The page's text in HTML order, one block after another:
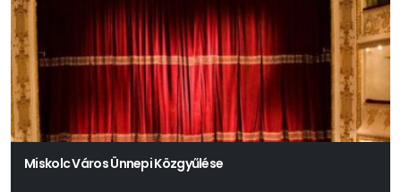
Miskolc Város Ünnepi Közgyűlése